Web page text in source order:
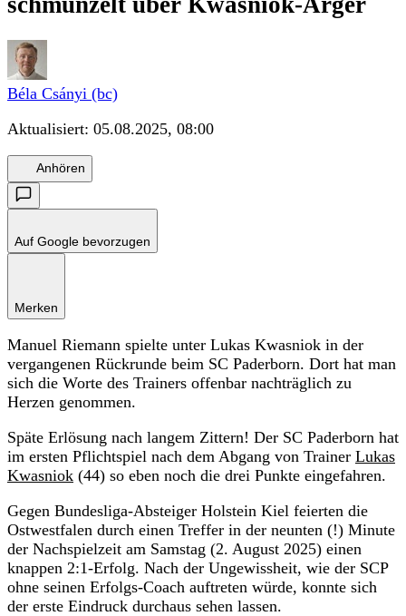
Béla Csányi (bc)
Aktualisiert: 05.08.2025, 08:00
Anhören
Auf Google bevorzugen
Merken
Manuel Riemann spielte unter Lukas Kwasniok in der
vergangenen Rückrunde beim SC Paderborn. Dort hat man
sich die Worte des Trainers offenbar nachträglich zu
Herzen genommen.
Späte Erlösung nach langem Zittern! Der SC Paderborn hat
im ersten Pflichtspiel nach dem Abgang von Trainer Lukas
Kwasniok (44) so eben noch die drei Punkte eingefahren.
Gegen Bundesliga-Absteiger Holstein Kiel feierten die
Ostwestfalen durch einen Treffer in der neunten (!) Minute
der Nachspielzeit am Samstag (2. August 2025) einen
knappen 2:1-Erfolg. Nach der Ungewissheit, wie der SCP
ohne seinen Erfolgs-Coach auftreten würde, konnte sich
der erste Eindruck durchaus sehen lassen.